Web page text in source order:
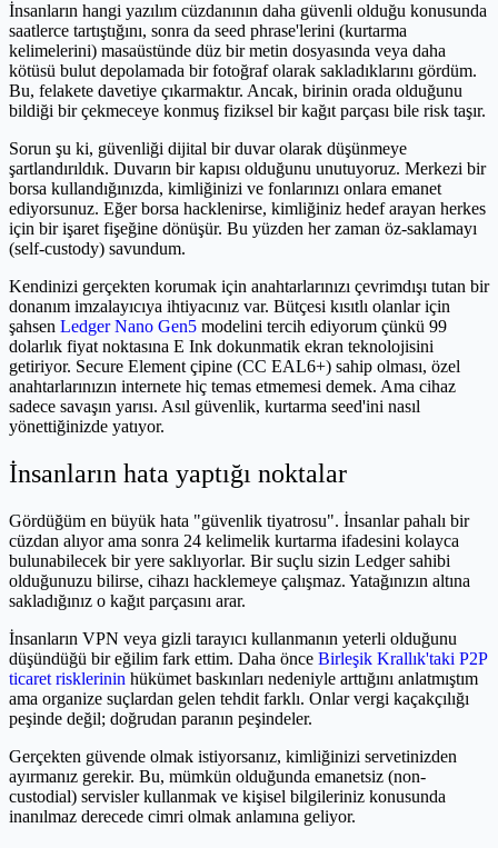
İnsanların hangi yazılım cüzdanının daha güvenli olduğu konusunda
saatlerce tartıştığını, sonra da seed phrase'lerini (kurtarma
kelimelerini) masaüstünde düz bir metin dosyasında veya daha
kötüsü bulut depolamada bir fotoğraf olarak sakladıklarını gördüm.
Bu, felakete davetiye çıkarmaktır. Ancak, birinin orada olduğunu
bildiği bir çekmeceye konmuş fiziksel bir kağıt parçası bile risk taşır.
Sorun şu ki, güvenliği dijital bir duvar olarak düşünmeye
şartlandırıldık. Duvarın bir kapısı olduğunu unutuyoruz. Merkezi bir
borsa kullandığınızda, kimliğinizi ve fonlarınızı onlara emanet
ediyorsunuz. Eğer borsa hacklenirse, kimliğiniz hedef arayan herkes
için bir işaret fişeğine dönüşür. Bu yüzden her zaman öz-saklamayı
(self-custody) savundum.
Kendinizi gerçekten korumak için anahtarlarınızı çevrimdışı tutan bir
donanım imzalayıcıya ihtiyacınız var. Bütçesi kısıtlı olanlar için
şahsen Ledger Nano Gen5 modelini tercih ediyorum çünkü 99
dolarlık fiyat noktasına E Ink dokunmatik ekran teknolojisini
getiriyor. Secure Element çipine (CC EAL6+) sahip olması, özel
anahtarlarınızın internete hiç temas etmemesi demek. Ama cihaz
sadece savaşın yarısı. Asıl güvenlik, kurtarma seed'ini nasıl
yönettiğinizde yatıyor.
İnsanların hata yaptığı noktalar
Gördüğüm en büyük hata "güvenlik tiyatrosu". İnsanlar pahalı bir
cüzdan alıyor ama sonra 24 kelimelik kurtarma ifadesini kolayca
bulunabilecek bir yere saklıyorlar. Bir suçlu sizin Ledger sahibi
olduğunuzu bilirse, cihazı hacklemeye çalışmaz. Yatağınızın altına
sakladığınız o kağıt parçasını arar.
İnsanların VPN veya gizli tarayıcı kullanmanın yeterli olduğunu
düşündüğü bir eğilim fark ettim. Daha önce Birleşik Krallık'taki P2P
ticaret risklerinin hükümet baskınları nedeniyle arttığını anlatmıştım
ama organize suçlardan gelen tehdit farklı. Onlar vergi kaçakçılığı
peşinde değil; doğrudan paranın peşindeler.
Gerçekten güvende olmak istiyorsanız, kimliğinizi servetinizden
ayırmanız gerekir. Bu, mümkün olduğunda emanetsiz (non-
custodial) servisler kullanmak ve kişisel bilgileriniz konusunda
inanılmaz derecede cimri olmak anlamına geliyor.